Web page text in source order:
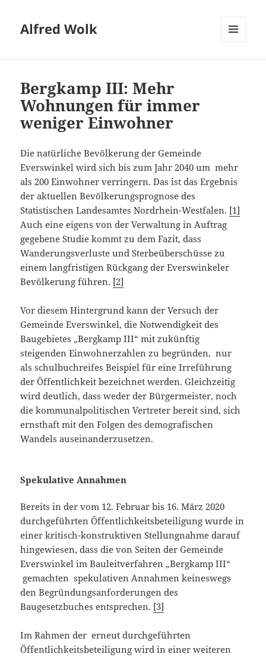
Alfred Wolk
Bergkamp III: Mehr
Wohnungen für immer
weniger Einwohner
Die natürliche Bevölkerung der Gemeinde
Everswinkel wird sich bis zum Jahr 2040 um mehr
als 200 Einwohner verringern. Das ist das Ergebnis
der aktuellen Bevölkerungsprognose des
Statistischen Landesamtes Nordrhein-Westfalen. [1]
Auch eine eigens von der Verwaltung in Auftrag
gegebene Studie kommt zu dem Fazit, dass
Wanderungsverluste und Sterbeüberschüsse zu
einem langfristigen Rückgang der Everswinkeler
Bevölkerung führen. [2]
Vor diesem Hintergrund kann der Versuch der
Gemeinde Everswinkel, die Notwendigkeit des
Baugebietes „Bergkamp III“ mit zukünftig
steigenden Einwohnerzahlen zu begründen, nur
als schulbuchreifes Beispiel für eine Irreführung
der Öffentlichkeit bezeichnet werden. Gleichzeitig
wird deutlich, dass weder der Bürgermeister, noch
die kommunalpolitischen Vertreter bereit sind, sich
ernsthaft mit den Folgen des demografischen
Wandels auseinanderzusetzen.
Spekulative Annahmen
Bereits in der vom 12. Februar bis 16. März 2020
durchgeführten Öffentlichkeitsbeteiligung wurde in
einer kritisch-konstruktiven Stellungnahme darauf
hingewiesen, dass die von Seiten der Gemeinde
Everswinkel im Bauleitverfahren „Bergkamp III“
gemachten spekulativen Annahmen keineswegs
den Begründungsanforderungen des
Baugesetzbuches entsprechen. [3]
Im Rahmen der erneut durchgeführten
Öffentlichkeitsbeteiligung wird in einer weiteren